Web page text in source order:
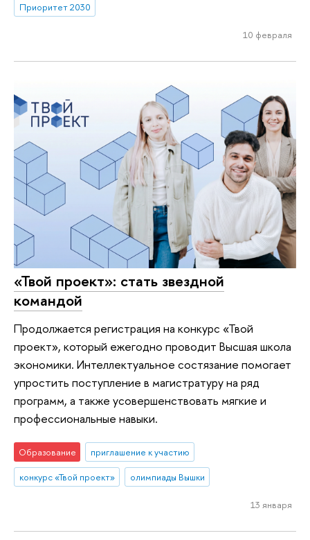
Приоритет 2030
10 февраля
«Твой проект»: стать звездной
командой
Продолжается регистрация на конкурс «Твой
проект», который ежегодно проводит Высшая школа
экономики. Интеллектуальное состязание помогает
упростить поступление в магистратуру на ряд
программ, а также усовершенствовать мягкие и
профессиональные навыки.
Образование
приглашение к участию
конкурс «Твой проект»
олимпиады Вышки
13 января